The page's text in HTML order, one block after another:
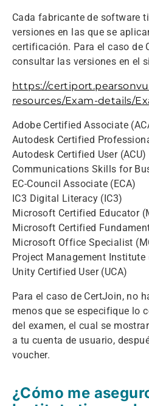
Cada fabricante de software
versiones en las que se
certificación. Para el caso de
consultar las versiones en el
https://
resources/Exam-details/
Adobe Certified Associate
Autodesk Certified
Autodesk Certified User (ACU)
Communications Skills for
EC-Council Associate (ECA)
IC3 Digital Literacy (IC3)
Microsoft Certified Educator
Microsoft Certified
Microsoft Office Specialist
Project Management Institute
Unity Certified User (UCA)
Para el caso de CertJoin, no
menos que se especifique lo
del examen, el cual se
a tu cuenta de usuario,
voucher.
¿Cómo me